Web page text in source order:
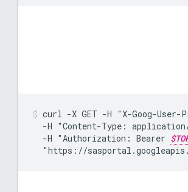
curl -X GET -H "X-Goog-
-H "Content-Type:
-H "Authorization: Bearer
"https://